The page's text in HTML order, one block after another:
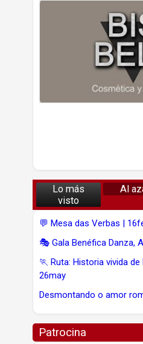
Lo más
visto
Al
💬 Mesa das Verbas |
🎭 Gala Benéfica Danza,
🏃 Ruta: Historia vivida
26may
Desmontando o amor
Patrocina